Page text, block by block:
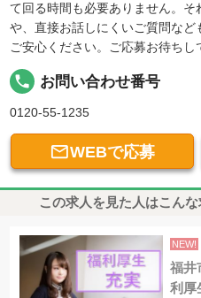
て回る時間も必要ありません。
や、直接お話しにくいご質問な
ご安心ください。ご応募お待ちし
local_phone お問い合わせ番号
0120-55-1235
WEBで応募
この求人を見た人はこん
NEW!
福井
利